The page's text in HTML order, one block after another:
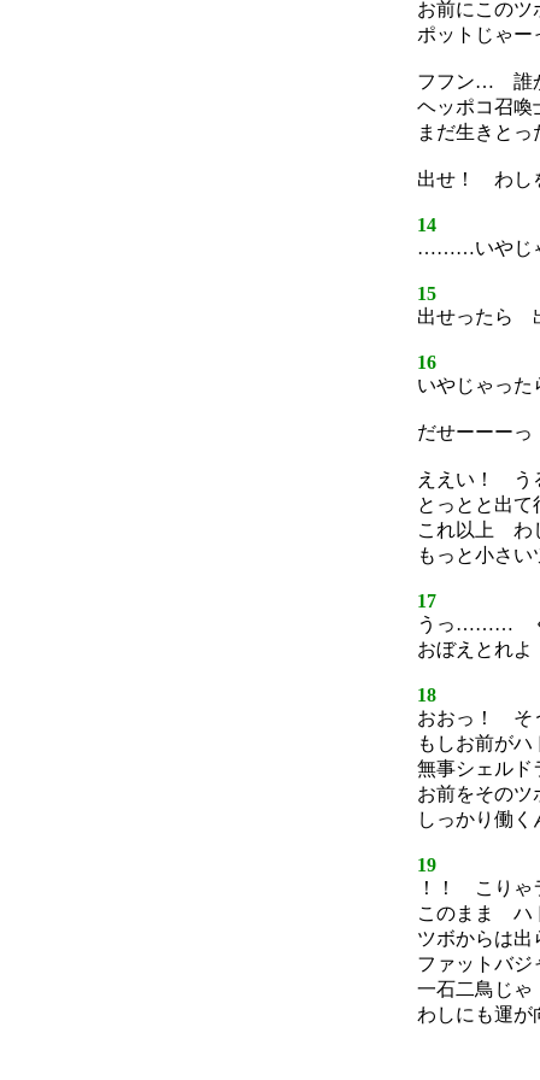
お前にこのツ
ポットじゃー
フフン… 誰
ヘッポコ召喚
まだ生きと
出せ！ わし
14
………いや
15
出せったら
16
いやじゃっ
だせーーーっ
ええい！ う
とっとと出て
これ以上 わ
もっと小さ
17
うっ………
おぼえとれよ
18
おおっ！ そ
もしお前が
無事シェルド
お前をそのツ
しっかり働く
19
！！ こりゃ
このまま ハ
ツボからは出
ファットバジ
一石二鳥じゃ
わしにも運が